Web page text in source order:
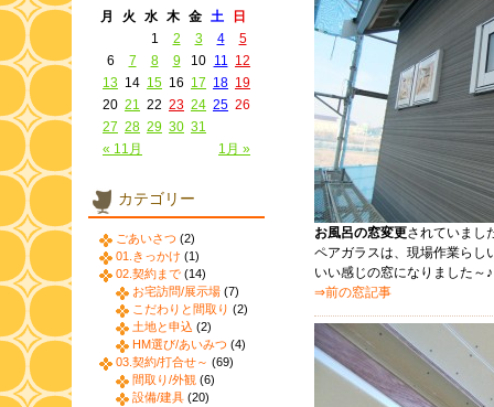
お風呂の窓変更されていまし
ペアガラスは、現場作業らし
いい感じの窓になりました
⇒前の窓記事
月
火 水 木 金 土 日
« 11月 1月 »
1 2 3 4
5
6
7 8 9 10 11 12
13 14 15 16 17 18 19
20 21 22 23 24 25 26
27 28 29 30 31
カテゴリー
ごあいさつ (2)
01.きっかけ (1)
02.契約まで (14)
お宅訪問/展示場 (7)
こだわりと間取り (2)
土地と申込 (2)
HM選び/あいみつ (4)
03.契約/打合せ～ (69)
間取り/外観 (6)
設備/建具 (20)